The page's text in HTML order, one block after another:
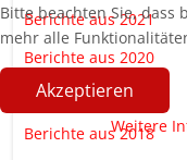
Berichte aus 2021
Berichte aus 2020
Berichte aus 2019
Berichte aus 2018
Bitte beachten Sie, dass
mehr alle
Akzeptieren
Weitere